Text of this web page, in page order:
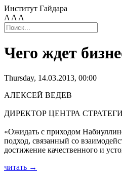
Институт Гайдара
A A A
Чего ждет
Thursday, 14.03.2013, 00:00
АЛЕКСЕЙ ВЕДЕВ
ДИРЕКТОР ЦЕНТРА
«Ожидать с приходом
подход, связанный со
достижение качественного и
читать →